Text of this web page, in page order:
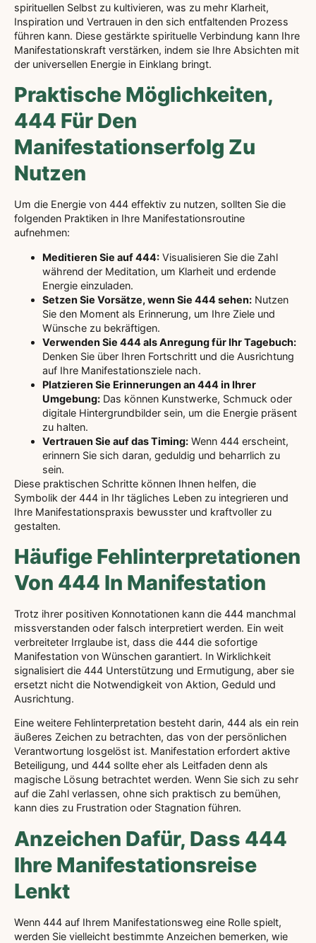
spirituellen Selbst zu kultivieren, was zu mehr Klarheit,
Inspiration und Vertrauen in den sich entfaltenden Prozess
führen kann. Diese gestärkte spirituelle Verbindung kann Ihre
Manifestationskraft verstärken, indem sie Ihre Absichten mit
der universellen Energie in Einklang bringt.
Praktische Möglichkeiten,
444 Für Den
Manifestationserfolg Zu
Nutzen
Um die Energie von 444 effektiv zu nutzen, sollten Sie die
folgenden Praktiken in Ihre Manifestationsroutine
aufnehmen:
Meditieren Sie auf 444: Visualisieren Sie die Zahl
während der Meditation, um Klarheit und erdende
Energie einzuladen.
Setzen Sie Vorsätze, wenn Sie 444 sehen: Nutzen
Sie den Moment als Erinnerung, um Ihre Ziele und
Wünsche zu bekräftigen.
Verwenden Sie 444 als Anregung für Ihr Tagebuch:
Denken Sie über Ihren Fortschritt und die Ausrichtung
auf Ihre Manifestationsziele nach.
Platzieren Sie Erinnerungen an 444 in Ihrer
Umgebung: Das können Kunstwerke, Schmuck oder
digitale Hintergrundbilder sein, um die Energie präsent
zu halten.
Vertrauen Sie auf das Timing: Wenn 444 erscheint,
erinnern Sie sich daran, geduldig und beharrlich zu
sein.
Diese praktischen Schritte können Ihnen helfen, die
Symbolik der 444 in Ihr tägliches Leben zu integrieren und
Ihre Manifestationspraxis bewusster und kraftvoller zu
gestalten.
Häufige Fehlinterpretationen
Von 444 In Manifestation
Trotz ihrer positiven Konnotationen kann die 444 manchmal
missverstanden oder falsch interpretiert werden. Ein weit
verbreiteter Irrglaube ist, dass die 444 die sofortige
Manifestation von Wünschen garantiert. In Wirklichkeit
signalisiert die 444 Unterstützung und Ermutigung, aber sie
ersetzt nicht die Notwendigkeit von Aktion, Geduld und
Ausrichtung.
Eine weitere Fehlinterpretation besteht darin, 444 als ein rein
äußeres Zeichen zu betrachten, das von der persönlichen
Verantwortung losgelöst ist. Manifestation erfordert aktive
Beteiligung, und 444 sollte eher als Leitfaden denn als
magische Lösung betrachtet werden. Wenn Sie sich zu sehr
auf die Zahl verlassen, ohne sich praktisch zu bemühen,
kann dies zu Frustration oder Stagnation führen.
Anzeichen Dafür, Dass 444
Ihre Manifestationsreise
Lenkt
Wenn 444 auf Ihrem Manifestationsweg eine Rolle spielt,
werden Sie vielleicht bestimmte Anzeichen bemerken, wie